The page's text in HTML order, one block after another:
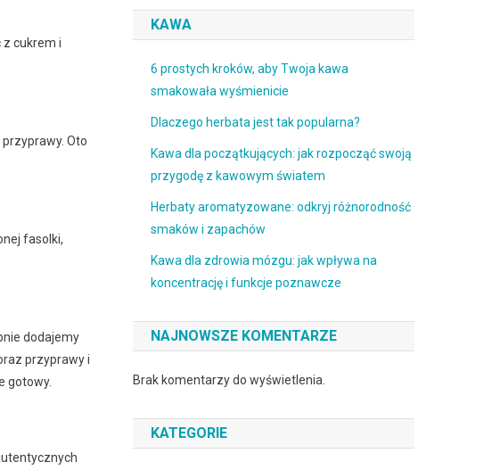
z cukrem i
Oto
fasolki,
dodajemy
przyprawy i
gotowy.
KAWA
6 prostych kroków, aby Twoja kawa
smakowała wyśmienicie
Dlaczego herbata jest tak popularna?
Kawa dla początkujących: jak rozpocząć swoją
przygodę z kawowym światem
Herbaty aromatyzowane: odkryj różnorodność
smaków i zapachów
Kawa dla zdrowia mózgu: jak wpływa na
koncentrację i funkcje poznawcze
NAJNOWSZE KOMENTARZE
Brak komentarzy do wyświetlenia.
KATEGORIE